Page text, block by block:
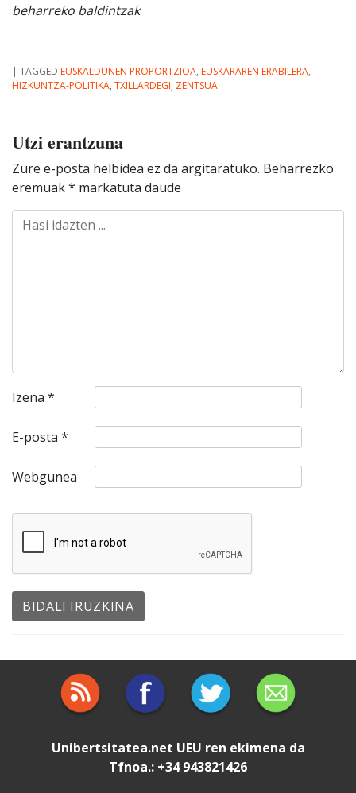
beharreko baldintzak
| TAGGED EUSKALDUNEN PROPORTZIOA, EUSKARAREN ERABILERA,
HIZKUNTZA-POLITIKA, TXILLARDEGI, ZENTSUA
Utzi erantzuna
Zure e-posta helbidea ez da argitaratuko. Beharrezko
eremuak* markatuta daude
Izena *
E-posta *
Webgunea
Unibertsitatea.net UEU ren ekimena da
Tfnoa.: +34 943821426